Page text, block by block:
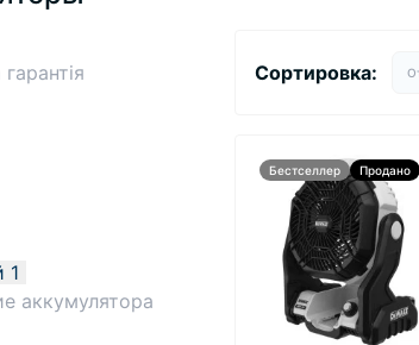
1
аккумулятора
Сортировка:
Бестселлер Продано